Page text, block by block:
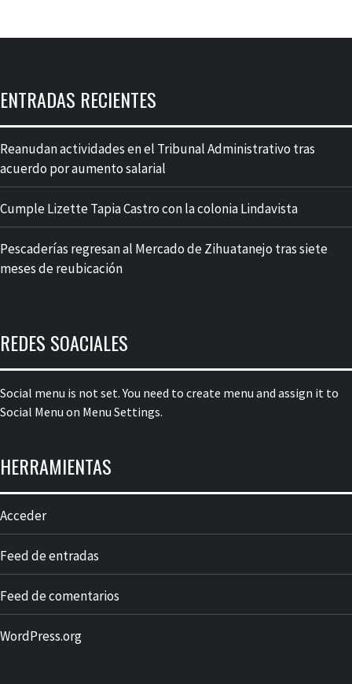
ENTRADAS RECIENTES
Reanudan actividades en el Tribunal Administrativo tras
acuerdo por aumento salarial
Cumple Lizette Tapia Castro con la colonia Lindavista
Pescaderías regresan al Mercado de Zihuatanejo tras siete
meses de reubicación
REDES SOACIALES
Social menu is not set. You need to create menu and assign it to
Social Menu on Menu Settings.
HERRAMIENTAS
Acceder
Feed de entradas
Feed de comentarios
WordPress.org